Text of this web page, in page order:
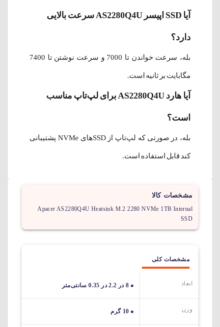
آیا SSD اپیسر AS2280Q4U سرعت بالایی
دارد؟
بله، سرعت خواندن تا 7000 و سرعت نوشتن تا 7400
مگابایت بر ثانیه است.
آیا هارد AS2280Q4U برای لپ‌تاپ مناسب
است؟
بله، در صورتی که لپ‌تاپ از SSDهای NVMe پشتیبانی
کند قابل استفاده است.
مشخصات کالا
Apacer AS2280Q4U Heatsink M.2 2280 NVMe 1TB Internal
SSD
مشخصات کلی
ابعاد 8 در 2.2 در 0.35 سانتی‌متر
وزن 10 گرم